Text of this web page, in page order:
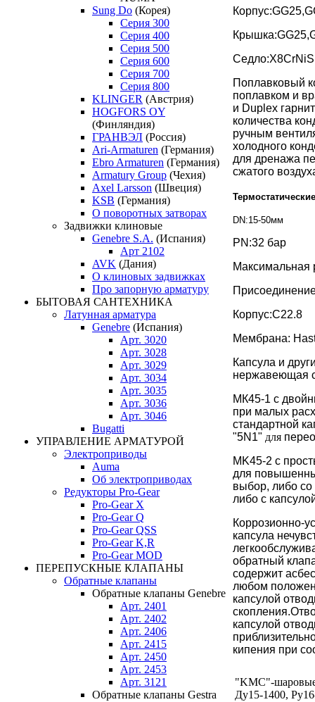
Sung Do (Корея)
Серия 300
Серия 400
Серия 500
Серия 600
Серия 700
Серия 800
KLINGER (Австрия)
HOGFORS OY
(Финляндия)
ГРАНВЭЛ (Россия)
Ari-Armaturen (Германия)
Ebro Armaturen (Германия)
Armatury Group (Чехия)
Axel Larsson (Швеция)
KSB (Германия)
О поворотных затворах
Задвижки клиновые
Genebre S.A. (Испания)
Арт 2102
AVK (Дания)
О клиновых задвижках
Про запорную арматуру
БЫТОВАЯ САНТЕХНИКА
Латунная арматура
Genebre (Испания)
Арт. 3020
Арт. 3028
Арт. 3029
Арт. 3034
Арт. 3035
Арт. 3036
Арт. 3046
Bugatti
УПРАВЛЕНИЕ АРМАТУРОЙ
Электроприводы
Auma
Об электроприводах
Редукторы Pro-Gear
Pro-Gear X
Pro-Gear Q
Pro-Gear QSS
Pro-Gear K,R
Pro-Gear MOD
ПЕРЕПУСКНЫЕ КЛАПАНЫ
Обратные клапаны
Обратные клапаны Genebre
Арт. 2401
Арт. 2402
Арт. 2406
Арт. 2415
Арт. 2450
Арт. 2453
Арт. 3121
Обратные клапаны Gestra
Поплавковый
поплавком и
и Duplex
количества
ручным
холодного
для дренажа
сжатого
DN:15-50мм
PN:32 бар
Максимальная
Корпус:C22.8
Мембрана:
Капсула и
нержавеющая
МК45-1 с
при малых
стандартной
"5N1" для
MK45-2 с
для
выбор, либо со
либо с
Коррозионно-
капсула
обратный
содержит
любом
капсулой
капсулой
кипения при
"KMC"-
Ду15-1400,